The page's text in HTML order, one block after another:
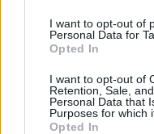
I want to opt-out of
Personal Data for
Opted In
I want to opt-out of
Retention, Sale,
Personal Data that
Purposes for which
Opted In
Tack: Οι
Μπεκατώρου